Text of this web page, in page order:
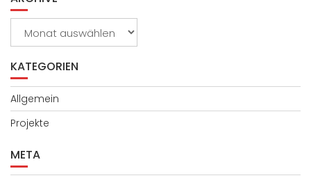
KATEGORIEN
Allgemein
Projekte
META